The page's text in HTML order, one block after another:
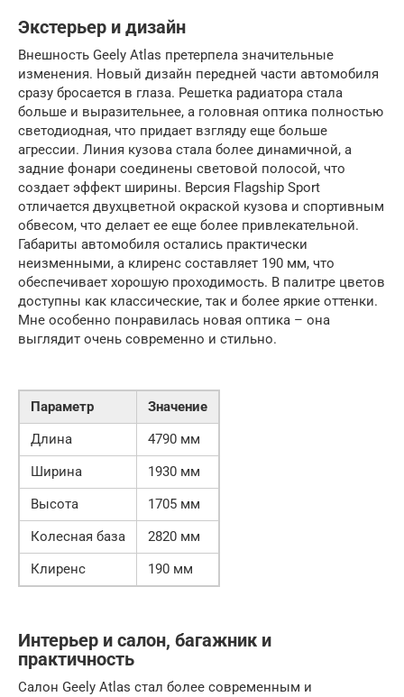
Экстерьер и дизайн
Внешность Geely Atlas претерпела значительные
изменения. Новый дизайн передней части автомобиля
сразу бросается в глаза. Решетка радиатора стала
больше и выразительнее, а головная оптика полностью
светодиодная, что придает взгляду еще больше
агрессии. Линия кузова стала более динамичной, а
задние фонари соединены световой полосой, что
создает эффект ширины. Версия Flagship Sport
отличается двухцветной окраской кузова и спортивным
обвесом, что делает ее еще более привлекательной.
Габариты автомобиля остались практически
неизменными, а клиренс составляет 190 мм, что
обеспечивает хорошую проходимость. В палитре цветов
доступны как классические, так и более яркие оттенки.
Мне особенно понравилась новая оптика – она
выглядит очень современно и стильно.
Параметр
Значение
Длина
4790 мм
Ширина
1930 мм
Высота
1705 мм
Колесная база
2820 мм
Клиренс
190 мм
Интерьер и салон, багажник и
практичность
Салон Geely Atlas стал более современным и